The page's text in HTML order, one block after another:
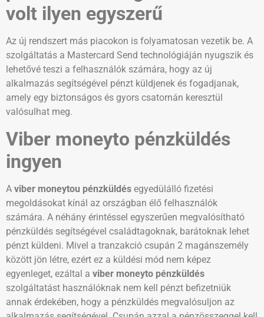
volt ilyen egyszerű
Az új rendszert más piacokon is folyamatosan vezetik be. A
szolgáltatás a Mastercard Send technológiáján nyugszik és
lehetővé teszi a felhasználók számára, hogy az új
alkalmazás segítségével pénzt küldjenek és fogadjanak,
amely egy biztonságos és gyors csatornán keresztül
valósulhat meg.
Viber moneyto pénzküldés
ingyen
A viber moneytou pénzküldés egyedülálló fizetési
megoldásokat kínál az országban élő felhasználók
számára. A néhány érintéssel egyszerűen megvalósítható
pénzküldés segítségével családtagoknak, barátoknak lehet
pénzt küldeni. Mivel a tranzakció csupán 2 magánszemély
között jön létre, ezért ez a küldési mód nem képez
egyenleget, ezáltal a viber moneyto pénzküldés
szolgáltatást használóknak nem kell pénzt befizetniük
annak érdekében, hogy a pénzküldés megvalósuljon az